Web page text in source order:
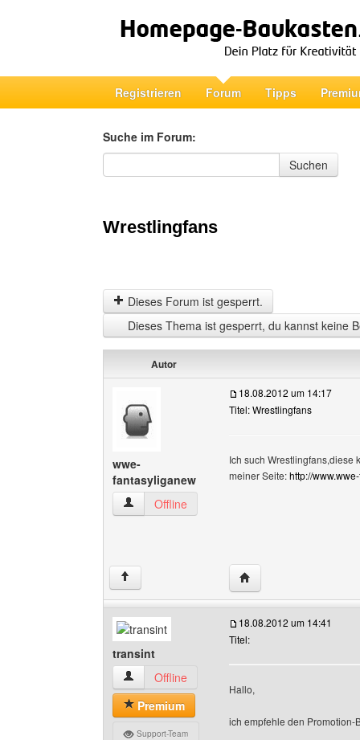
Registrieren Forum Tipps
Suche im Forum:
Suche im Forum
Suchen
Wrestlingfans
Dieses Forum ist gesperrt.
Dieses Thema ist gesperrt, du kannst keine
Autor
wwe-
fantasyliganew
wwe-fantasyliganew Benutzer-Profile anzeigen
Offline
18.08.2012 um 14:17
Titel: Wrestlingfans
Ich such Wrestlingfans,diese
meiner Seite:http://
↑ Website dieses
transint
transint Benutzer-Profile anzeigen
Offline
Premium
Support-Team
18.08.2012 um 14:41
Titel:
Hallo,
ich empfehle den Promotion-